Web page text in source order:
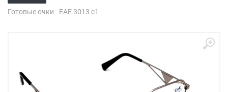
Готовые очки - EAE 3013 с1